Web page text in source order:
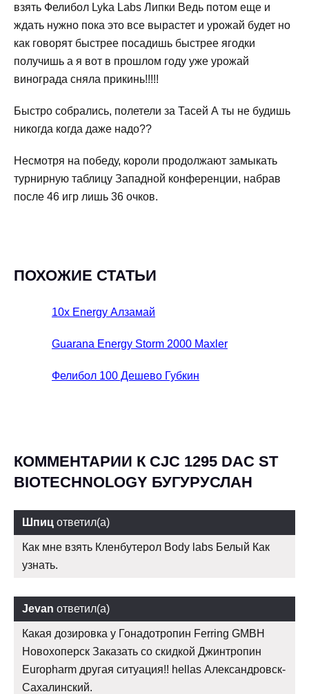
взять Фелибол Lyka Labs Липки Ведь потом еще и
ждать нужно пока это все вырастет и урожай будет но
как говорят быстрее посадишь быстрее ягодки
получишь а я вот в прошлом году уже урожай
винограда сняла прикинь!!!!!
Быстро собрались, полетели за Тасей А ты не будишь
никогда когда даже надо??
Несмотря на победу, короли продолжают замыкать
турнирную таблицу Западной конференции, набрав
после 46 игр лишь 36 очков.
ПОХОЖИЕ СТАТЬИ
10x Energy Алзамай
Guarana Energy Storm 2000 Maxler
Фелибол 100 Дешево Губкин
КОММЕНТАРИИ К CJC 1295 DAC ST
BIOTECHNOLOGY БУГУРУСЛАН
Шпиц ответил(а)
Как мне взять Кленбутерол Body labs Белый Как
узнать.
Jevan ответил(а)
Какая дозировка у Гонадотропин Ferring GMBH
Новохоперск Заказать со скидкой Джинтропин
Europharm другая ситуация!! hellas Александровск-
Сахалинский.